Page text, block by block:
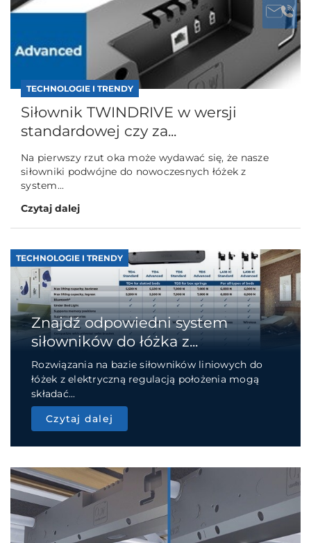
TECHNOLOGIE I TRENDY
Siłownik TWINDRIVE w wersji
standardowej czy za...
Na pierwszy rzut oka może wydawać się, że nasze
siłowniki podwójne do nowoczesnych łóżek z
system...
Czytaj dalej
TECHNOLOGIE I TRENDY
Znajdź odpowiedni system
siłowników do łóżka z...
Rozwiązania na bazie siłowników liniowych do
łóżek z elektryczną regulacją położenia mogą
składać...
Czytaj dalej